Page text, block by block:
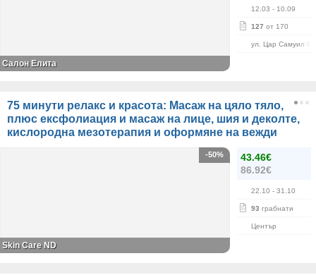
12.03 - 10.09
127 от 170
ул. Цар Самуил 84
Салон Елита
75 минути релакс и красота: Масаж на цяло тяло,
плюс ексфолиация и масаж на лице, шия и деколте,
кислородна мезотерапия и оформяне на вежди
43.46€
86.92€
22.10 - 31.10
93 грабнати
Център
-50%
Skin Care ND